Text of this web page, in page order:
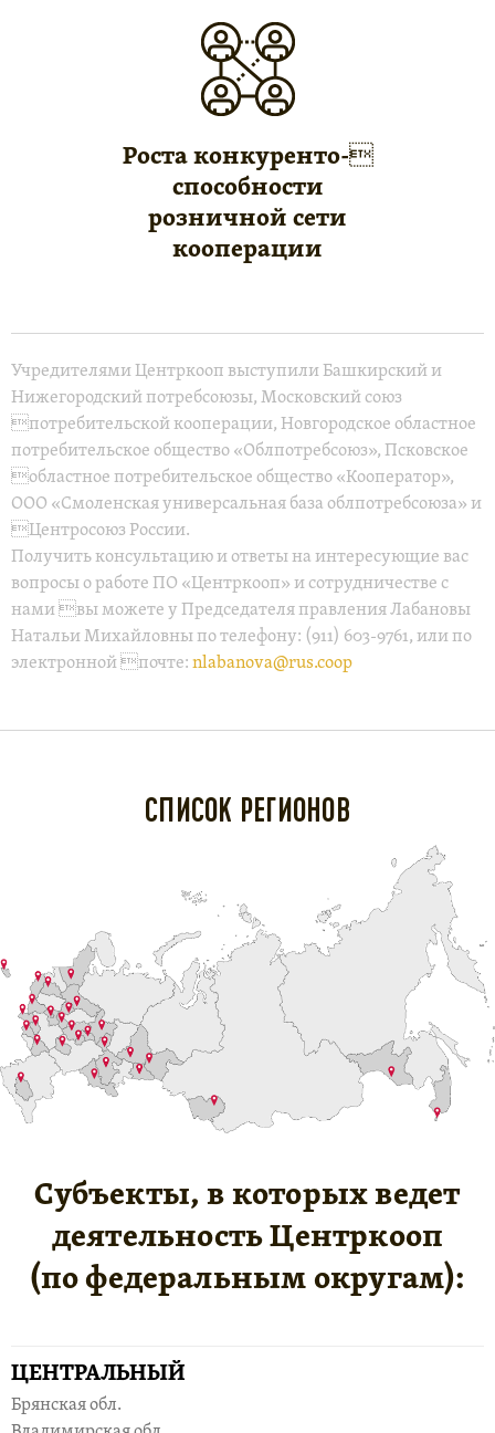
Роста конкуренто-
способности
розничной сети
кооперации
Учредителями Центркооп выступили Башкирский и
Нижегородский потребсоюзы, Московский союз
потребительской кооперации, Новгородское областное
потребительское общество «Облпотребсоюз», Псковское
областное потребительское общество «Кооператор»,
ООО «Смоленская универсальная база облпотребсоюза» и
Центросоюз России.
Получить консультацию и ответы на интересующие вас
вопросы о работе ПО «Центркооп» и сотрудничестве с
нами вы можете у Председателя правления Лабановы
Натальи Михайловны по телефону: (911) 603-9761, или по
электронной почте: nlabanova@rus.coop
СПИСОК РЕГИОНОВ
Субъекты, в которых ведет
деятельность Центркооп
(по федеральным округам):
ЦЕНТРАЛЬНЫЙ
Брянская обл.